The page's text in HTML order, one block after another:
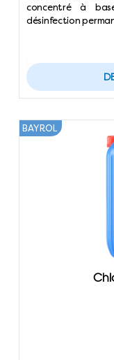
concentré à
désinfection
BAYROL